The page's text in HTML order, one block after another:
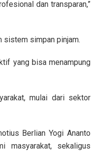
dan transparan,”
sistem simpan pinjam.
yang bisa menampung
mulai dari sektor
Berlian Yogi Ananto
masyarakat, sekaligus